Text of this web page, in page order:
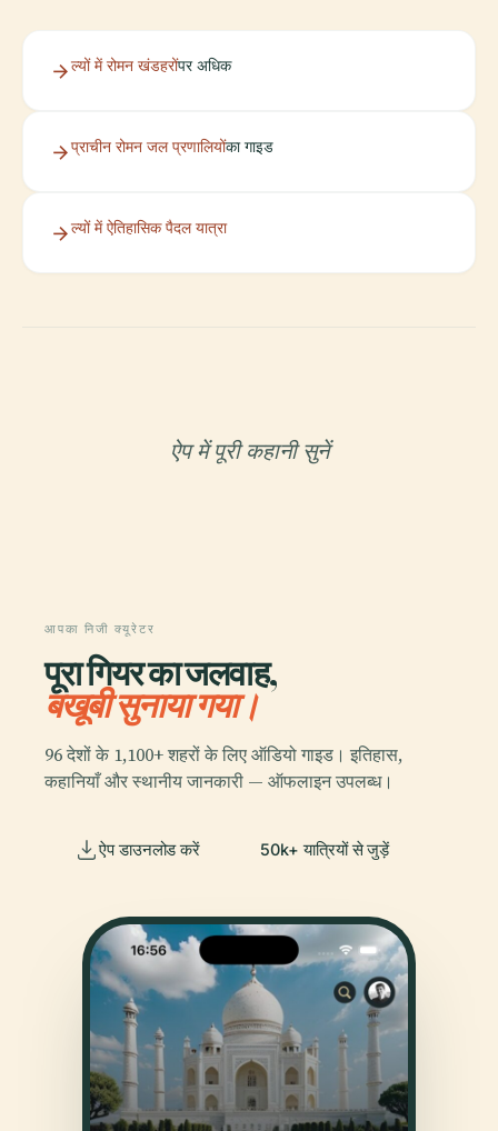
ल्यों में रोमन खंडहरोंपर अधिक
प्राचीन रोमन जल प्रणालियोंका गाइड
ल्यों में ऐतिहासिक पैदल यात्रा
ऐप में पूरी कहानी सुनें
आपका निजी क्यूरेटर
पूरा गियर का जलवाह,
बखूबी सुनाया गया।
96 देशों के 1,100+ शहरों के लिए ऑडियो गाइड। इतिहास,
कहानियाँ और स्थानीय जानकारी — ऑफलाइन उपलब्ध।
ऐप डाउनलोड करें 50k+ यात्रियों से जुड़ें